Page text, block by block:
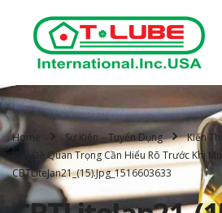
Home Sự Kiện – Tuyển Dụng Kiến
Vấn Đề Quan Trọng Cần Hiểu Rõ Trước Khi
CBTLiteJan21_(15).jpg_1516603633